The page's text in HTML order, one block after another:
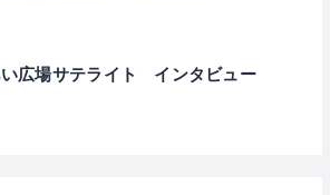
広場サテライト インタビュー